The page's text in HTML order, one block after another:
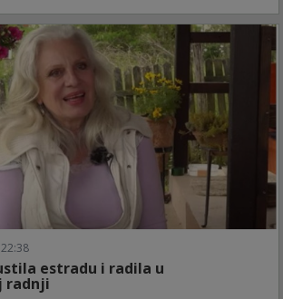
estradu i radila u
radnji